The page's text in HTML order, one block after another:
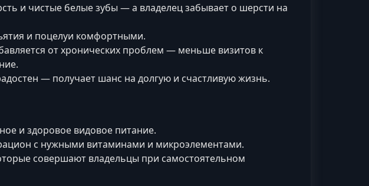
и чистые белые зубы — а владелец забывает о шерсти на
и поцелуи комфортными.
от хронических проблем — меньше визитов к
— получает шанс на долгую и счастливую жизнь.
и здоровое видовое питание.
с нужными витаминами и микроэлементами.
совершают владельцы при самостоятельном